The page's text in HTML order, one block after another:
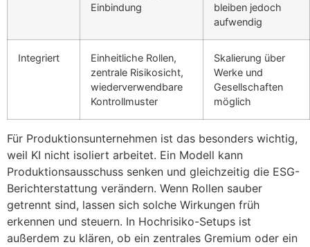
Einbindung
bleiben jedoch
aufwendig
Integriert
Einheitliche Rollen,
zentrale Risikosicht,
wiederverwendbare
Kontrollmuster
Skalierung über
Werke und
Gesellschaften
möglich
Für Produktionsunternehmen ist das besonders wichtig,
weil KI nicht isoliert arbeitet. Ein Modell kann
Produktionsausschuss senken und gleichzeitig die ESG-
Berichterstattung verändern. Wenn Rollen sauber
getrennt sind, lassen sich solche Wirkungen früh
erkennen und steuern. In Hochrisiko-Setups ist
außerdem zu klären, ob ein zentrales Gremium oder ein